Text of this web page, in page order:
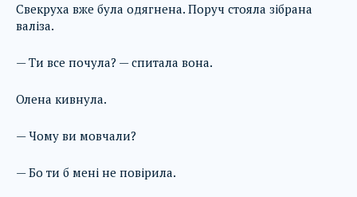
Свекруха вже була одягнена. Поруч стояла зібрана
валіза.
— Ти все почула? — спитала вона.
Олена кивнула.
— Чому ви мовчали?
— Бо ти б мені не повірила.